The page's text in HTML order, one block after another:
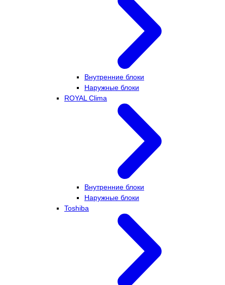
Внутренние блоки
Наружные блоки
ROYAL Clima
Внутренние блоки
Наружные блоки
Toshiba